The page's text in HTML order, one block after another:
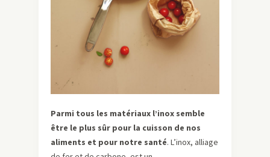
Parmi tous les matériaux l’inox semble
être le plus sûr pour la cuisson de nos
aliments et pour notre santé. L’inox, alliage